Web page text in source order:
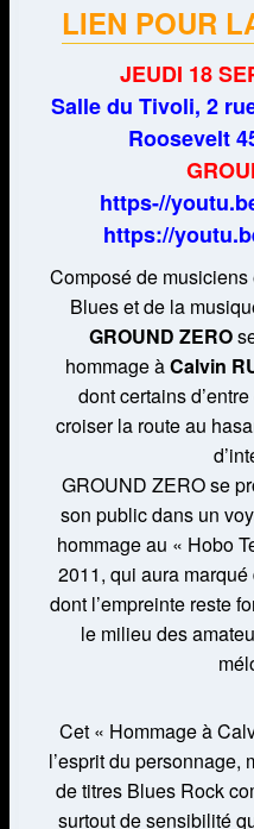
LIEN POUR
JEUDI 18
Salle du Tivoli, 2
Roosevelt
https-//
https://
Composé de
Blues et de la
GROUND ZERO
hommage àCalvin
dont certains
croiser la route au
GROUND ZERO se
son public dans un
hommage au « Hobo
2011, qui aura
dont l’empreinte reste
le milieu des
Cet « Hommage à
l’esprit du
de titres Blues Rock
surtout de sensibilité